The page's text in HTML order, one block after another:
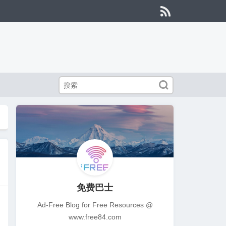


免费巴士
Ad-Free Blog for Free Resources @
www.free84.com